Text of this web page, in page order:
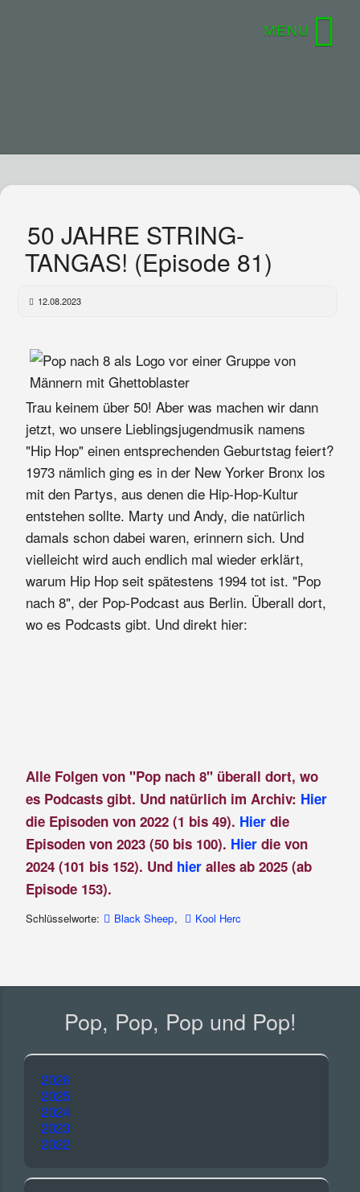
50 JAHRE STRING-
TANGAS! (Episode 81)
12.08.2023
Trau keinem über 50! Aber was machen wir dann
jetzt, wo unsere Lieblingsjugendmusik namens
"Hip Hop" einen entsprechenden Geburtstag feiert?
1973 nämlich ging es in der New Yorker Bronx los
mit den Partys, aus denen die Hip-Hop-Kultur
entstehen sollte. Marty und Andy, die natürlich
damals schon dabei waren, erinnern sich. Und
vielleicht wird auch endlich mal wieder erklärt,
warum Hip Hop seit spätestens 1994 tot ist. "Pop
nach 8", der Pop-Podcast aus Berlin. Überall dort,
wo es Podcasts gibt. Und direkt hier:
Alle Folgen von "Pop nach 8" überall dort, wo
es Podcasts gibt. Und natürlich im Archiv: Hier
die Episoden von 2022 (1 bis 49). Hierdie
Episoden von 2023 (50 bis 100). Hier die von
2024 (101 bis 152). Und hier alles ab 2025 (ab
Episode 153).
Schlüsselworte: Black Sheep, Kool Herc
Pop, Pop, Pop und Pop!
2026
2025
2024
2023
2022